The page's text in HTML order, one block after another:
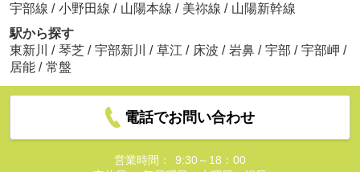
宇部線 / 小野田線 / 山陽本線 / 美祢線 / 山陽新幹線
駅から探す
東新川
/ 琴芝 / 宇部新川 / 草江 / 床波 / 岩鼻 / 宇部 / 宇部岬 /
居能 / 常盤
電話でお問い合わせ
営業時間：
9:30～18：00